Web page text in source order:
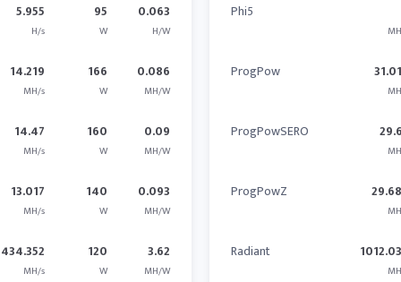
5.955
H/s
95
W
0.063
H/W
14.219
MH/s
166
W
0.086
MH/W
14.47
MH/s
160
W
0.09
MH/W
13.017
MH/s
140
W
0.093
MH/W
434.352
MH/s
120
W
3.62
MH/W
Phi5
ProgPow
ProgPowSERO
ProgPowZ
Radiant